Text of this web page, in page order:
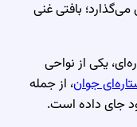
می‌گذارد؛ بافتی غنی
یکی از نواحی
جوان، از جمله
جای داده است.